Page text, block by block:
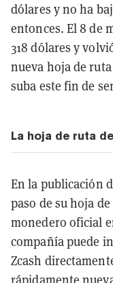
dólares y no ha
entonces. El 8 de
318 dólares y
nueva hoja de
suba este fin de
La hoja de ruta
En la publicación
paso de su hoja
monedero oficial
compañía puede
Zcash